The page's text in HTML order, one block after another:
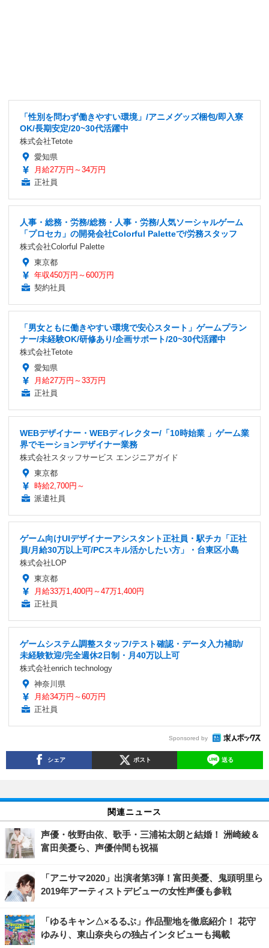
「性別を問わず働きやすい環境」/アニメグッズ梱包/即入寮
OK/長期安定/20~30代活躍中
株式会社Tetote
愛知県
月給27万円～34万円
正社員
人事・総務・労務/総務・人事・労務/人気ソーシャルゲーム
「プロセカ」の開発会社Colorful Paletteで/労務スタッフ
株式会社Colorful Palette
東京都
年収450万円～600万円
契約社員
「男女ともに働きやすい環境で安心スタート」ゲームプラン
ナー/未経験OK/研修あり/企画サポート/20~30代活躍中
株式会社Tetote
愛知県
月給27万円～33万円
正社員
WEBデザイナー・WEBディレクター/「10時始業 」ゲーム業
界でモーションデザイナー業務
株式会社スタッフサービス エンジニアガイド
東京都
時給2,700円～
派遣社員
ゲーム向けUIデザイナーアシスタント正社員・駅チカ「正社
員/月給30万以上可/PCスキル活かしたい方」・台東区小島
株式会社LOP
東京都
月給33万1,400円～47万1,400円
正社員
ゲームシステム調整スタッフ/テスト確認・データ入力補助/
未経験歓迎/完全週休2日制・月40万以上可
株式会社enrich technology
神奈川県
月給34万円～60万円
正社員
Sponsored by
シェア ポスト 送る
関連ニュース
声優・牧野由依、歌手・三浦祐太朗と結婚！ 洲崎綾＆
富田美憂ら、声優仲間も祝福
「アニサマ2020」出演者第3弾！富田美憂、鬼頭明里ら
2019年アーティストデビューの女性声優も参戦
「ゆるキャン△×るるぶ」作品聖地を徹底紹介！ 花守
ゆみり、東山奈央らの独占インタビューも掲載